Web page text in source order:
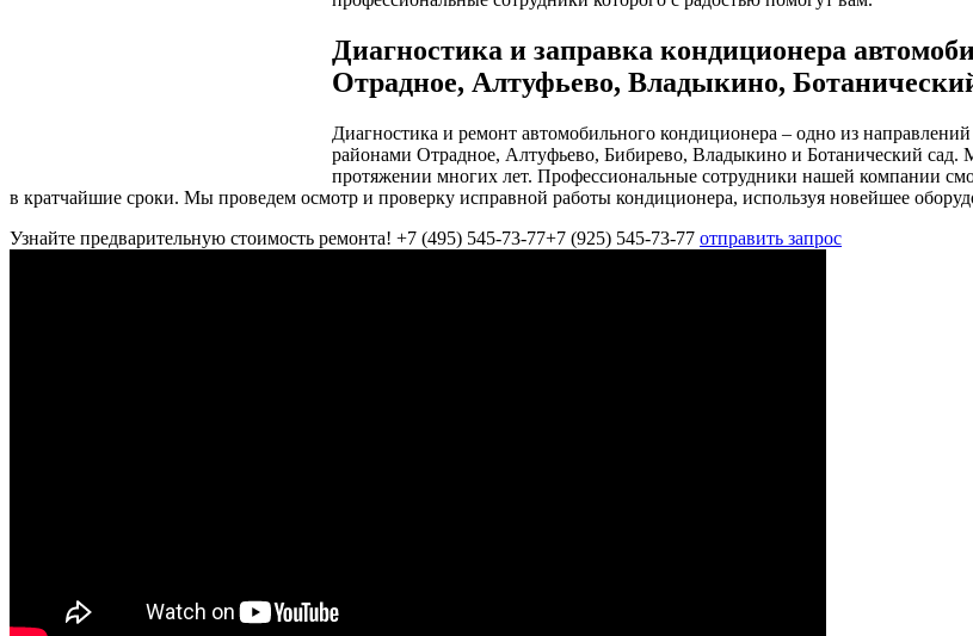
Диагностика и заправка кондиционера
Отрадное, Алтуфьево, Владыкино,
Диагностика и ремонт автомобильного кондиционера – одно из
районами Отрадное, Алтуфьево, Бибирево, Владыкино и Ботанический
протяжении многих лет. Профессиональные сотрудники нашей компании
в кратчайшие сроки. Мы проведем осмотр и проверку исправной работы кондиционера, используя новейшее
Узнайте предварительную стоимость ремонта! +7 (495) 545-73-77+7 (925) 545-73-77 отправить запрос